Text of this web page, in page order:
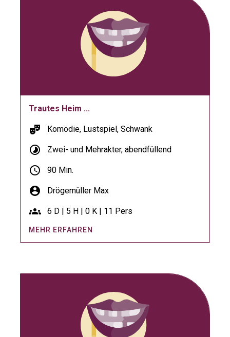
Trautes Heim ...
theater_comedy Komödie, Lustspiel, Schwank
timelapse Zwei- und Mehrakter, abendfüllend
schedule 90 Min.
account_circle Drögemüller Max
groups 6 D | 5 H | 0 K | 11 Pers
MEHR ERFAHREN